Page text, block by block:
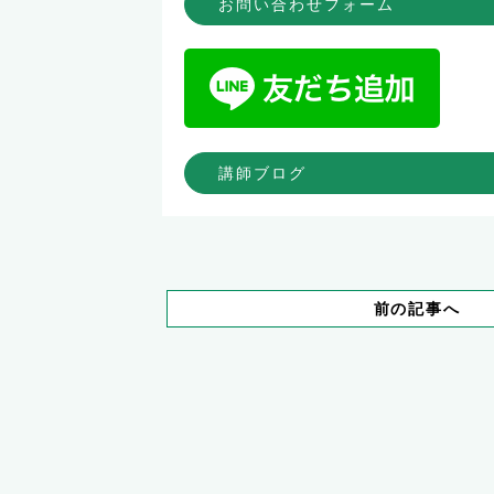
お問い合わせフォーム
講師ブログ
前の記事へ